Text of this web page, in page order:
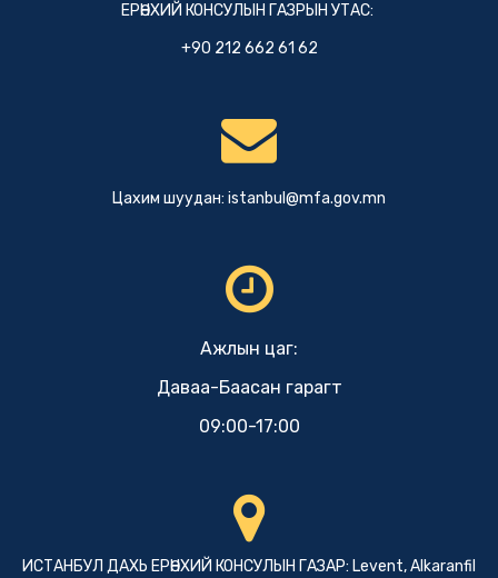
ЕРӨНХИЙ КОНСУЛЫН ГАЗРЫН УТАС:
+90 212 662 61 62
Цахим шуудан: istanbul@mfa.gov.mn
Ажлын цаг:
Даваа-Баасан гарагт
09:00-17:00
ИСТАНБУЛ ДАХЬ ЕРӨНХИЙ КОНСУЛЫН ГАЗАР: Levent, Alkaranfil